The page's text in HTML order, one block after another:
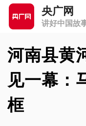
央广网
讲好中国故
河南县黄
见一幕：
框